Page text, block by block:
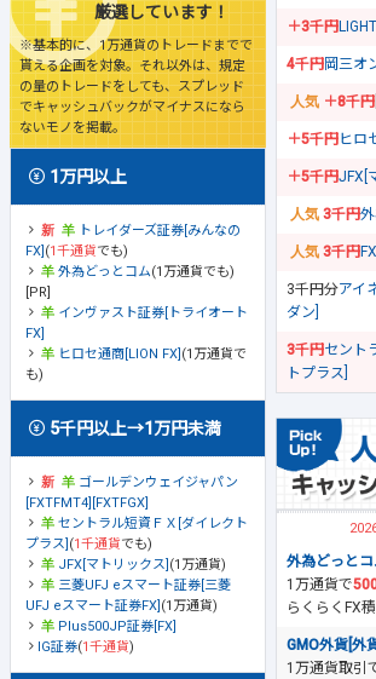
厳選しています！
※基本的に、1万通貨のトレードまでで
貰える企画を対象。それ以外は、規定
の量のトレードをしても、スプレッド
でキャッシュバックがマイナスになら
ないモノを掲載。
1万円以上
トレイダーズ証券[みんなの
FX] (1千通貨でも)
外為どっとコム(1万通貨でも)
[PR]
インヴァスト証券[トライオート
FX]
ヒロセ通商[LION FX] (1万通貨で
も)
5千円以上→1万円未満
ゴールデンウェイジャパン
[FXTFMT4][FXTFGX]
セントラル短資ＦＸ[ダイレクト
プラス] (1千通貨でも)
JFX[マトリックス] (1万通貨)
三菱UFJ eスマート証券[三菱
UFJ eスマート証券FX] (1万通貨)
Plus500JP証券[FX]
IG証券(1千通貨)
＋3千円
4千円岡三オ
＋8千円
＋5千円ヒロ
＋5千円JFX[
3千円
3千円
3千円分アイ
ダン]
3千円セント
トプラス]
外為どっと
1万通貨で
らくらくFX
GMO外貨[外
1万通貨取引